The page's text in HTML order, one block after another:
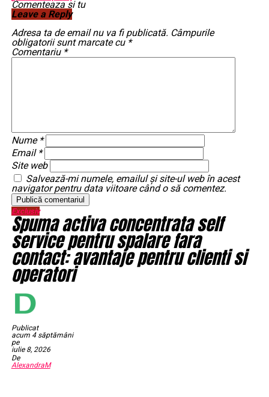
Comenteaza si tu
Leave a Reply
Adresa ta de email nu va fi publicată. Câmpurile
obligatorii sunt marcate cu*
Comentariu *
Nume *
Email *
Site web
Salvează-mi numele, emailul și site-ul web în acest
navigator pentru data viitoare când o să comentez.
Exclusiv
Spuma activa concentrata self
service pentru spalare fara
contact: avantaje pentru clienti si
operatori
Publicat
acum 4 săptămâni
pe
iulie 8, 2026
De
AlexandraM